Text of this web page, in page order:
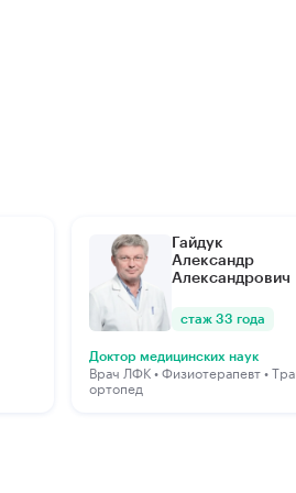
Гайдук
Александр
Александрович
стаж 33 года
Доктор медицинских наук
Врач ЛФК • Физиотерапевт •
ортопед